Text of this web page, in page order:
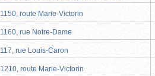
1150, route Marie-Victorin
1160, rue Notre-Dame
117, rue Louis-Caron
1210, route Marie-Victorin